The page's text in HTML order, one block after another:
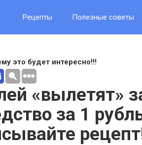
Рецепты Полезные советы
это будет интересно!!!
«вылетят»
за 1